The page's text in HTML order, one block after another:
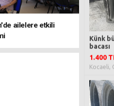
ailelere etkili